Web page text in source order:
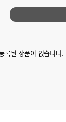
록된 상품이 없습니다.